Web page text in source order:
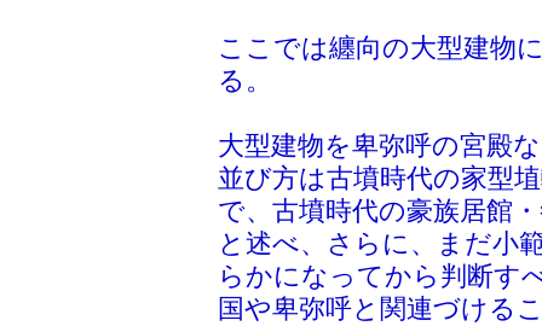
ここでは纏向の大型建物
る。
大型建物を卑弥呼の宮殿
並び方は古墳時代の家型
で、古墳時代の豪族居館
と述べ、さらに、まだ小
らかになってから判断す
国や卑弥呼と関連づける